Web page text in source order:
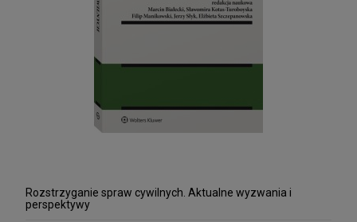
Ordynacja podatkowa. Samorządowe
kolegia odwoławcze. Postępowanie
egzekucyjne w administracji. Prawo o
88,11 zł
Najniższa cena:99,00 zł
208,05 zł
Rozstrzyganie spraw cywilnych. Aktualne wyzwania i
perspektywy